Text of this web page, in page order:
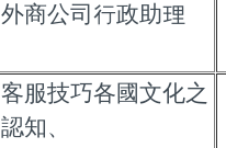
外商公司行政助理
客服技巧各國文化之
認知、